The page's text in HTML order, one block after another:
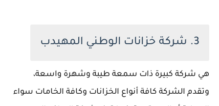
3. شركة خزانات الوطني المهيدب
هي شركة كبيرة ذات سمعة طيبة وشهرة واسعة،
وتقدم الشركة كافة أنواع الخزانات وكافة الخامات سواء